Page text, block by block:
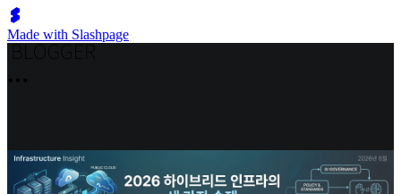
Made with Slashpage